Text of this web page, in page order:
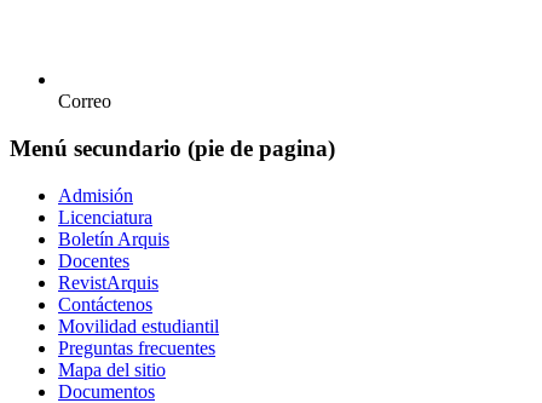
Correo
Menú secundario (pie de pagina)
Admisión
Licenciatura
Boletín Arquis
Docentes
RevistArquis
Contáctenos
Movilidad estudiantil
Preguntas frecuentes
Mapa del sitio
Documentos